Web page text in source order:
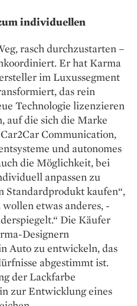
individuellen
rasch durchzustarten –
Er hat Karma
im Luxussegment
das rein
Tech­no­logie lizenzieren
auf die sich die ­Marke
Communication,
und autonomes
die Möglichkeit, bei
anpassen zu
Standardprodukt kaufen“,
wollen etwas anderes,
Die Käufer
­Designern
Auto zu entwickeln, das
abgestimmt ist.
der Lackfarbe
zur Entwicklung eines